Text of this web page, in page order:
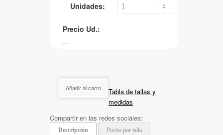
Unidades:
Precio Ud.:
Añadir al carro
Tabla de tallas y
medidas
Compartir en las redes sociales:
Descripción Precio por talla